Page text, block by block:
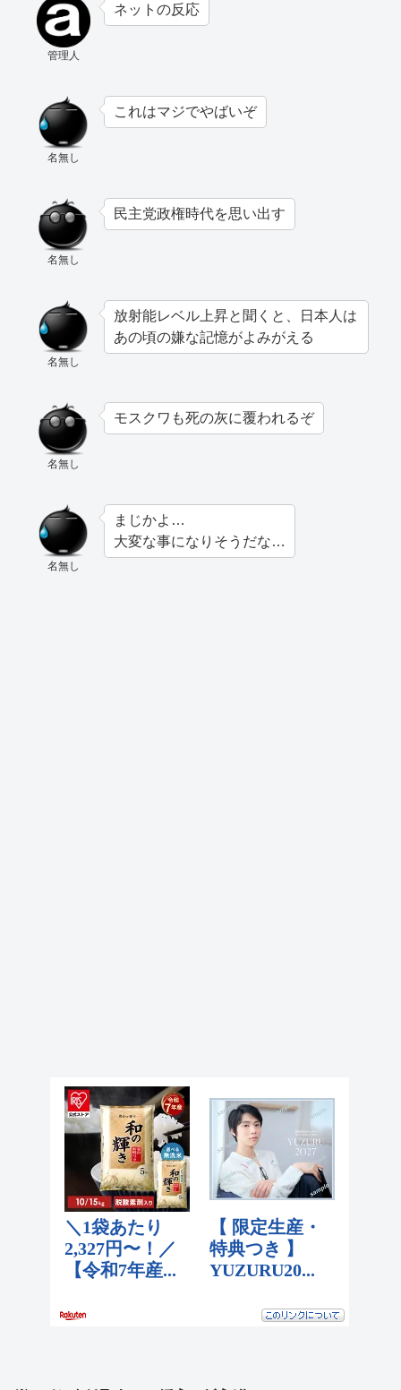
管理人
ネットの反応
名無し
これはマジでやばいぞ
名無し
民主党政権時代を思い出す
名無し
放射能レベル上昇と聞くと、日本人は
あの頃の嫌な記憶がよみがえる
名無し
モスクワも死の灰に覆われるぞ
名無し
まじかよ…
大変な事になりそうだな…